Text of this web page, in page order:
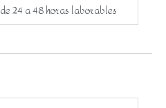
de 24 a 48 horas laborables